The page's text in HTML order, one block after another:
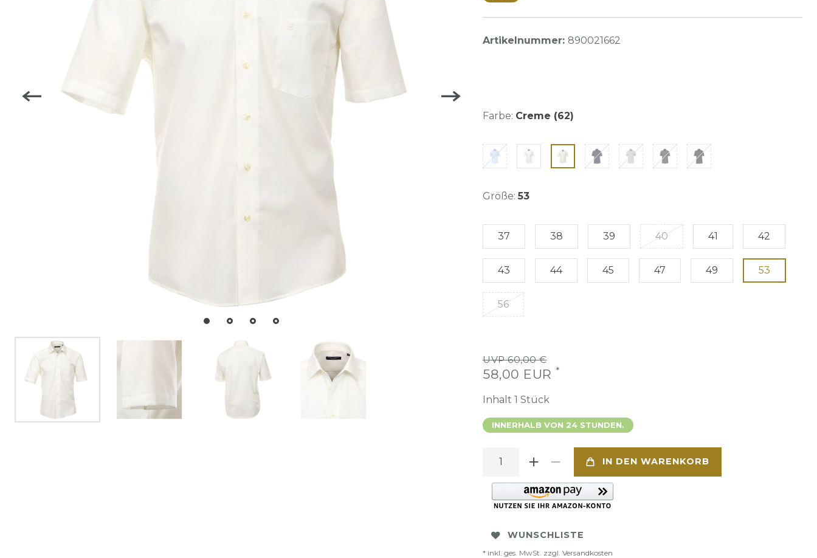
Artikelnummer: 890021662
Farbe: Creme (62)
Größe: 53
37 38 39 40 41 42
43 44 45 47 49 53
56
UVP 60,00 €
58,00 EUR *
Inhalt 1 Stück
INNERHALB VON 24 STUNDEN.
IN DEN WARENKORB
WUNSCHLISTE
* inkl. ges. MwSt. zzgl. Versandkosten